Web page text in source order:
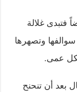
فتبدى غلالة
وتصهرها
عمى.
بعد أن تنحنح